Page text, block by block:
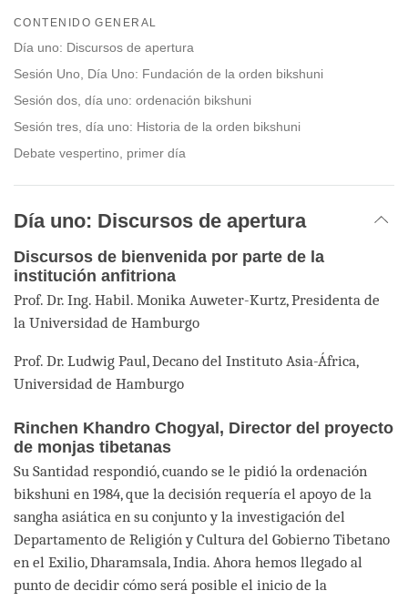
facebook
CONTENIDO GENERAL
Día uno: Discursos de apertura
Sesión Uno, Día Uno: Fundación de la orden bikshuni
Sesión dos, día uno: ordenación bikshuni
Sesión tres, día uno: Historia de la orden bikshuni
Debate vespertino, primer día
Día uno: Discursos de apertura
Discursos de bienvenida por parte de la
institución anfitriona
Prof. Dr. Ing. Habil. Monika Auweter-Kurtz, Presidenta de
la Universidad de Hamburgo
Prof. Dr. Ludwig Paul, Decano del Instituto Asia-África,
Universidad de Hamburgo
Rinchen Khandro Chogyal, Director del proyecto
de monjas tibetanas
Su Santidad respondió, cuando se le pidió la ordenación
bikshuni en 1984, que la decisión requería el apoyo de la
sangha asiática en su conjunto y la investigación del
Departamento de Religión y Cultura del Gobierno Tibetano
en el Exilio, Dharamsala, India. Ahora hemos llegado al
punto de decidir cómo será posible el inicio de la